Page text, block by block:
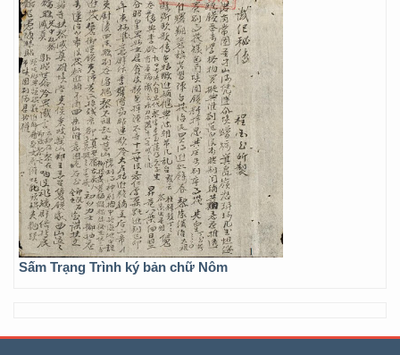
Sấm Trạng Trình ký bản chữ Nôm